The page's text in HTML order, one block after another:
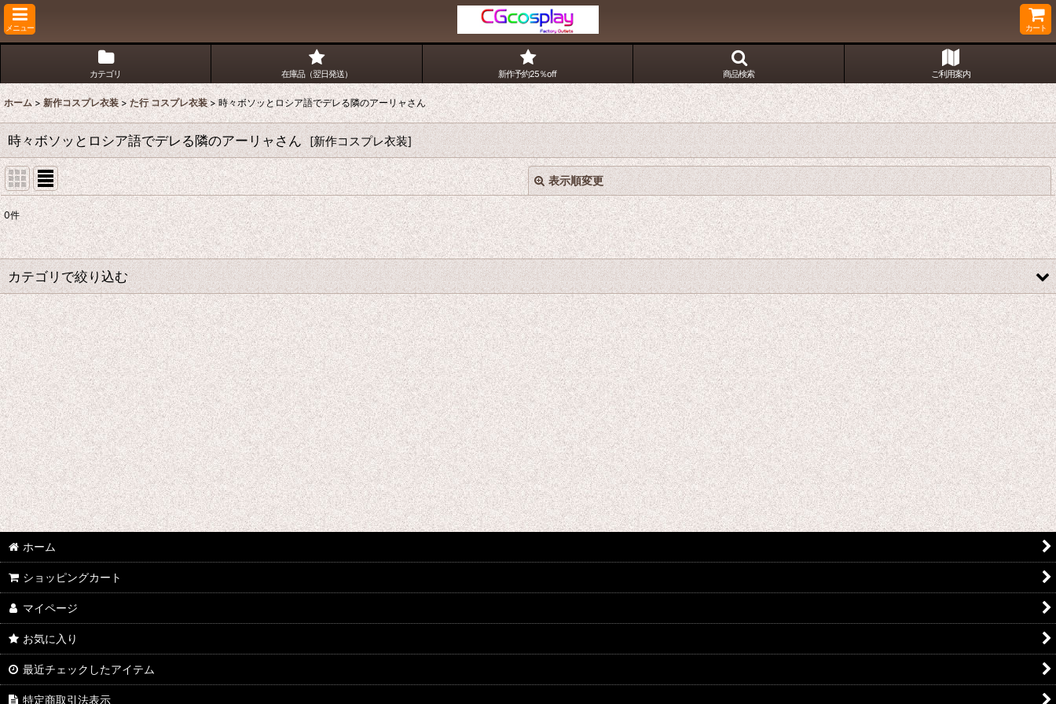
メニュー カート
カテゴリ 在庫品（翌日発送） 新作予約25％off 商品検索 ご利用案内
ホーム > 新作コスプレ衣装 > た行 コスプレ衣装 > 時々ボソッとロシア語でデレる隣のアーリャさん
時々ボソッとロシア語でデレる隣のアーリャさん [新作コスプレ衣装]
表示順変更
表示数:
並び順:
絞り込む
閉じる
0件
カテゴリで絞り込む
た行 コスプレ衣装 (全商品)
刀剣乱舞
デュラララ!!
ツキウタ。
東方Projectシリーズ
東京喰種トーキョーグール
超時空要塞マクロス
テラフォーマーズ
トリニティセブン
DRAMAtical Murder
テイルズオブゼスティリア
DIABOLIK LOVERS
ホーム
ショッピングカート
マイページ
お気に入り
最近チェックしたアイテム
特定商取引法表示